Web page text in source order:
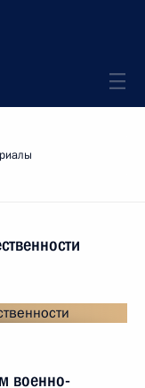
военно-